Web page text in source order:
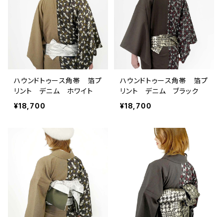
ハウンドトゥース角帯 箔プ
リント デニム ホワイト
¥18,700
ハウンドトゥース角帯 箔プ
リント デニム ブラック
¥18,700